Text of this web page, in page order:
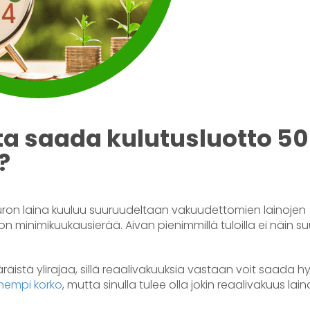
saada kulutusluotto
laina kuuluu suuruudeltaan vakuudettomien lainojen
Aivan pienimmillä tuloilla ei näin
ylirajaa, sillä reaalivakuuksia vastaan voit saada
korko, mutta sinulla tulee olla jokin reaalivakuus